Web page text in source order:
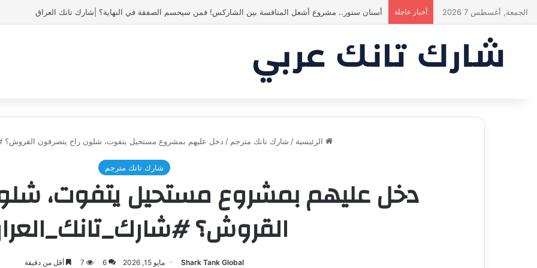
الجمعة, أغسطس 7 2026 أخبار عاجلة ياسين منصور كان ليه رأي تاني خالص! انبهر بالفكرة وآمن برائد الأعمال
الرئيسية / شارك تانك مترجم / دخل عليهم بمشروع مستحيل يتفوت، شلون راح يتصرفون القروش؟
شارك تانك مترجم
دخل عليهم بمشروع مستحيل يتفوت،
القروش؟
Shark Tank Global مايو 15, 2026 6
7 أقل من دقيقة